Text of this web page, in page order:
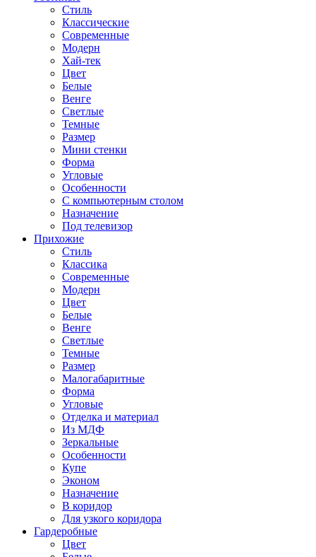
Стиль
Классические
Современные
Модерн
Хай-тек
Цвет
Белые
Венге
Светлые
Темные
Размер
Мини стенки
Форма
Угловые
Особенности
С компьютерным столом
Назначение
Под телевизор
Прихожие
Стиль
Классика
Современные
Модерн
Цвет
Белые
Венге
Светлые
Темные
Размер
Малогабаритные
Форма
Угловые
Отделка и материал
Из МДФ
Зеркальные
Особенности
Купе
Эконом
Назначение
В коридор
Для узкого коридора
Гардеробные
Цвет